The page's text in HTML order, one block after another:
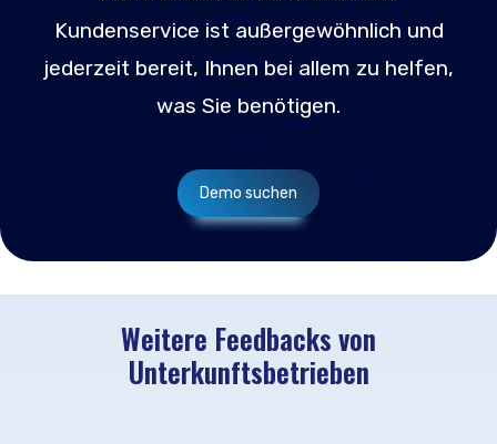
Kundenservice ist außergewöhnlich und
jederzeit bereit, Ihnen bei allem zu helfen,
was Sie benötigen.
Demo suchen
Weitere Feedbacks von
Unterkunftsbetrieben